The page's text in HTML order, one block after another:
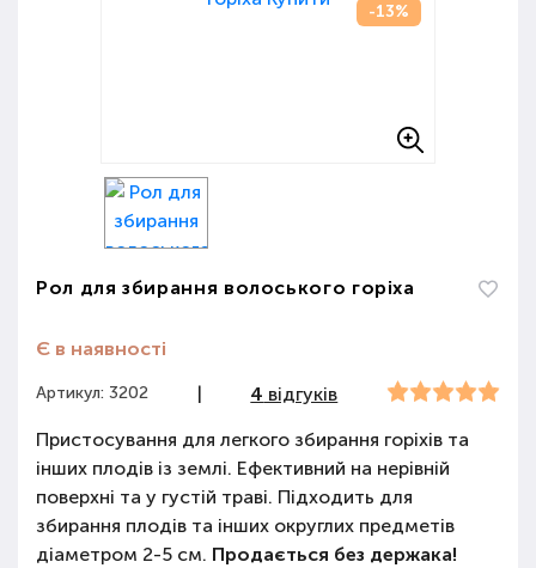
-13%
Рол для збирання волоського горіха
Є в наявності
Артикул: 3202 4 відгуків
Пристосування для легкого збирання горіхів та
інших плодів із землі. Ефективний на нерівній
поверхні та у густій траві. Підходить для
збирання плодів та інших округлих предметів
діаметром 2-5 см. Продається без держака!